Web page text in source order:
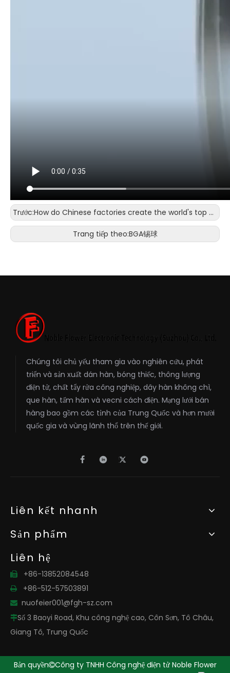
Trước:How do Chinese factories create the world's top quality in the bonding wire in Huawei/Apple mobile phones?
Trang tiếp theo:BGA锡球
Chúng tôi chủ yếu tham gia vào nghiên cứu, phát
triển và sản xuất dán hàn, bóng thiếc, thông lượng
điện tử, chất tẩy rửa công nghiệp, dây hàn không chì,
que hàn, tấm hàn và vecni cách điện. Mạng lưới bán
hàng bao gồm các tỉnh của Trung Quốc và hơn mười
quốc gia và vùng lãnh thổ trên thế giới.
Liên kết nhanh
Sản phẩm
Liên hệ
 +86-13852084548
 +86-512-57503891
 nuofeier001@fgh-sz.com
Số 3 Baoyi Road, Khu công nghệ cao, Côn Sơn, Tô Châu,
Giang Tô, Trung Quốc
Bản quyềnCông ty TNHH Công nghệ điện tử Noble Flower